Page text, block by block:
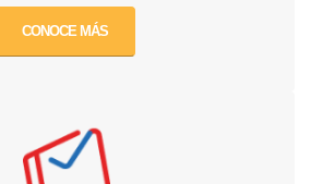
CONOCE MÁS